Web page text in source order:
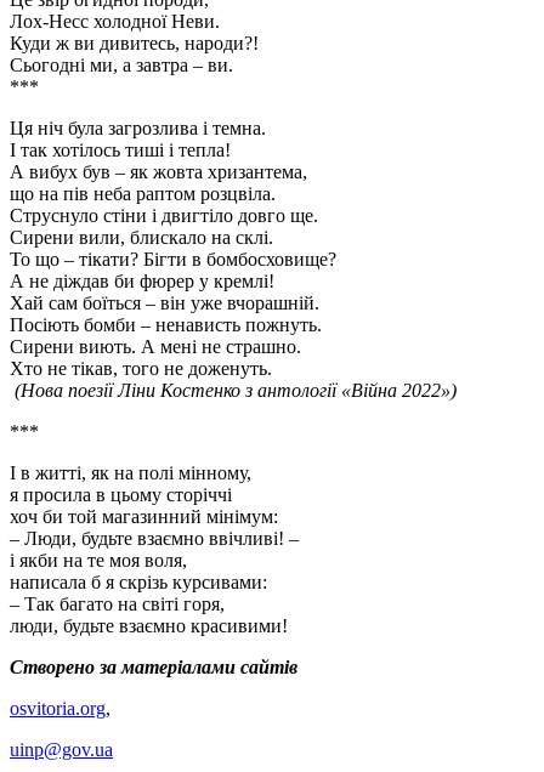
Лох-Несс холодної Неви.
Куди ж ви дивитесь, народи?!
Сьогодні ми, а завтра – ви.
***
Ця ніч була загрозлива і темна.
І так хотілось тиші і тепла!
А вибух був – як жовта хризантема,
що на пів неба раптом розцвіла.
Струснуло стіни і двигтіло довго ще.
Сирени вили, блискало на склі.
То що – тікати? Бігти в бомбосховище?
А не діждав би фюрер у кремлі!
Хай сам боїться – він уже вчорашній.
Посіють бомби – ненависть пожнуть.
Сирени виють. А мені не страшно.
Хто не тікав, того не доженуть.
(Нова поезії Ліни Костенко з антології «Війна 2022»)
***
І в житті, як на полі мінному,
я просила в цьому сторіччі
хоч би той магазинний мінімум:
– Люди, будьте взаємно ввічливі! –
і якби на те моя воля,
написала б я скрізь курсивами:
– Так багато на світі горя,
люди, будьте взаємно красивими!
Створено за матеріалами сайтів
osvitoria.org,
uinp@gov.ua